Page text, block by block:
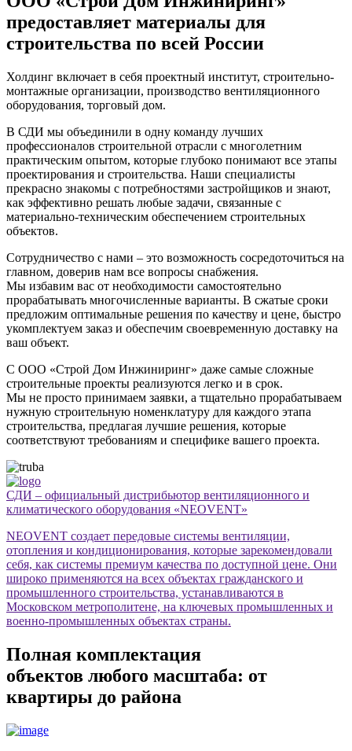
предоставляет материалы для
строительства по всей России
Холдинг включает в себя проектный институт, строительно-
монтажные организации, производство вентиляционного
оборудования, торговый дом.
В СДИ мы объединили в одну команду лучших
профессионалов строительной отрасли с многолетним
практическим опытом, которые глубоко понимают все этапы
проектирования и строительства. Наши специалисты
прекрасно знакомы с потребностями застройщиков и знают,
как эффективно решать любые задачи, связанные с
материально-техническим обеспечением строительных
объектов.
Сотрудничество с нами – это возможность сосредоточиться на
главном, доверив нам все вопросы снабжения.
Мы избавим вас от необходимости самостоятельно
прорабатывать многочисленные варианты. В сжатые сроки
предложим оптимальные решения по качеству и цене, быстро
укомплектуем заказ и обеспечим своевременную доставку на
ваш объект.
С ООО «Строй Дом Инжиниринг» даже самые сложные
строительные проекты реализуются легко и в срок.
Мы не просто принимаем заявки, а тщательно прорабатываем
нужную строительную номенклатуру для каждого этапа
строительства, предлагая лучшие решения, которые
соответствуют требованиям и специфике вашего проекта.
СДИ – официальный дистрибьютор вентиляционного и
климатического оборудования «NEOVENT»
NEOVENT создает передовые системы вентиляции,
отопления и кондиционирования, которые зарекомендовали
себя, как системы премиум качества по доступной цене. Они
широко применяются на всех объектах гражданского и
промышленного строительства, устанавливаются в
Московском метрополитене, на ключевых промышленных и
военно-промышленных объектах страны.
Полная комплектация
объектов любого масштаба: от
квартиры до района